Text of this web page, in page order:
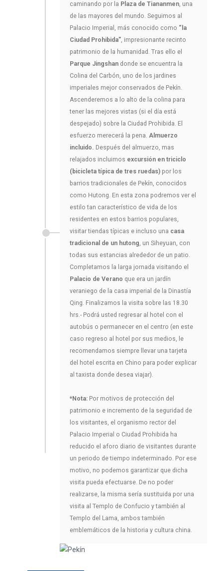
caminando por la Plaza de Tiananmen, una
de las mayores del mundo. Seguimos al
Palacio Imperial, más conocido como “la
Ciudad Prohibida”, impresionante recinto
patrimonio de la humanidad. Tras ello el
Parque Jingshan donde se encuentra la
Colina del Carbón, uno de los jardines
imperiales mejor conservados de Pekín.
Ascenderemos a lo alto de la colina para
tener las mejores vistas (si el día está
despejado) sobre la Ciudad Prohibida. El
esfuerzo merecerá la pena. Almuerzo
incluido. Después del almuerzo, mas
relajados incluimos excursión en triciclo
(bicicleta típica de tres ruedas) por los
barrios tradicionales de Pekín, conocidos
como Hutong. En esta zona podremos ver el
estilo tan característico de vida de los
residentes en estos barrios populares,
visitar tiendas típicas e incluso una casa
tradicional de un hutong, un Siheyuan, con
todas sus estancias alrededor de un patio.
Completamos la larga jornada visitando el
Palacio de Verano que era un jardín
veraniego de la casa imperial de la Dinastía
Qing. Finalizamos la visita sobre las 18.30
hrs.- Podrá usted regresar al hotel con el
autobús o permanecer en el centro (en este
caso regreso al hotel por sus medios, le
recomendamos siempre llevar una tarjeta
del hotel escrita en Chino para poder explicar
al taxista donde desea viajar).
*Nota: Por motivos de protección del
patrimonio e incremento de la seguridad de
los visitantes, el organismo rector del
Palacio Imperial o Ciudad Prohibida ha
reducido el aforo diario de visitantes durante
un periodo de tiempo indeterminado. Por ese
motivo, no podemos garantizar que dicha
visita pueda efectuarse. De no poder
realizarse, la misma sería sustituida por una
visita al Templo de Confucio y también al
Templo del Lama, ambos también
emblemáticos de la historia y cultura china.